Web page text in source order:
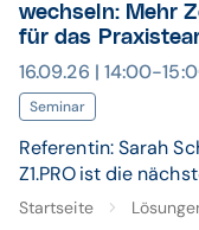
wechseln: Mehr
für das
16.09.26 | 14:00-
Seminar
Referentin: Sarah
Z1.PRO ist die
Startseite